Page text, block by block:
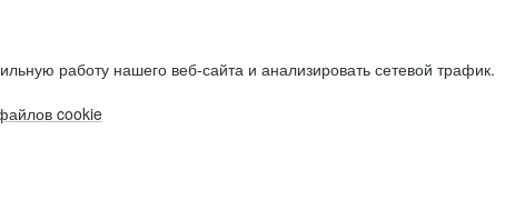
работу нашего веб-сайта и анализировать сетевой трафик.
cookie